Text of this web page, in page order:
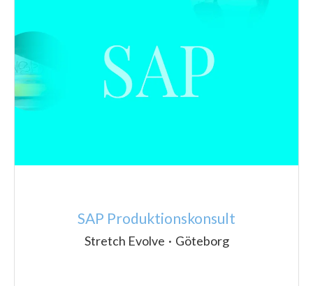
SAP Produktionskonsult
Stretch Evolve · Göteborg